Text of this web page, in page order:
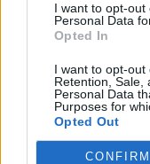
I want to opt-
Personal Data
Opted In
I want to opt-out
Retention, Sale,
Personal Data
Purposes for
Opted Out
CONFIRM
ΕΠΙΚΑΙΡΌΤΗΤΑ 06/
Επιδημία χολέρας